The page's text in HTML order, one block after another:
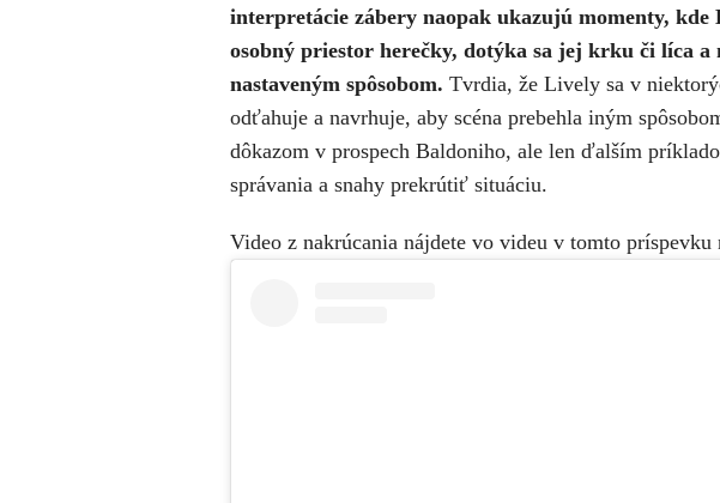
interpretácie zábery naopak ukazujú momenty, kde
osobný priestor herečky, dotýka sa jej krku či líca a
nastaveným spôsobom. Tvrdia, že Lively sa v
odťahuje a navrhuje, aby scéna prebehla iným
dôkazom v prospech Baldoniho, ale len ďalším
správania a snahy prekrútiť situáciu.
Video z nakrúcania nájdete vo videu v tomto príspevku